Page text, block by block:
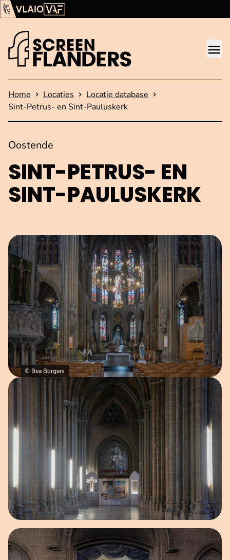
Ga verder naar de inhoud
Vlaams Audiovisueel Fonds (VAF)
Startpagina
Home Locaties
Locatie database
Sint-Petrus- en Sint-Pauluskerk
SINT-PETRUS- EN
SINT-PAULUSKERK
Oostende
Open afbeelding in popup
© Bea Borgers
Open afbeelding in popup
Open afbeelding in popup